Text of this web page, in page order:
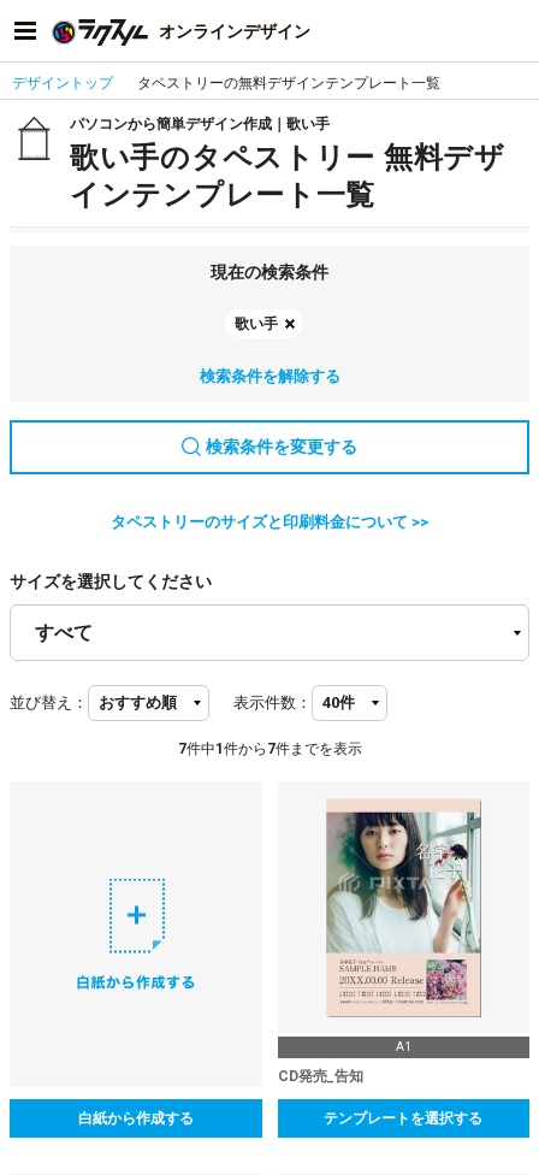
オンラインデザイン
デザイントップ タペストリーの無料デザインテンプレート一覧
パソコンから簡単デザイン作成｜歌い手
歌い手のタペストリー 無料デザ
インテンプレート一覧
現在の検索条件
歌い手
検索条件を解除する
検索条件を変更する
タペストリーのサイズと印刷料金について >>
サイズを選択してください
並び替え： 表示件数：
7件中1 件から 7件までを表示
白紙から作成する
A1
CD発売_告知
テンプレートを選択する